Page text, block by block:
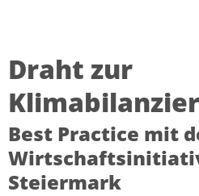
Draht zur
Best Practice mit
Steiermark